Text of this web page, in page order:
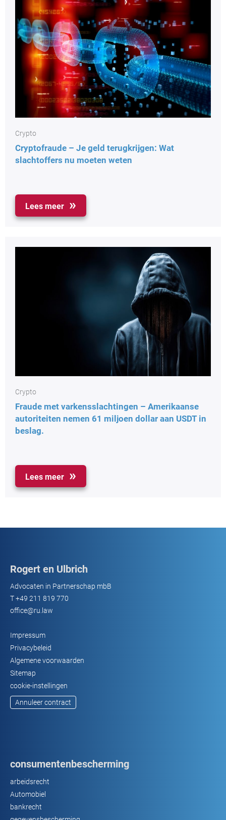
Crypto
Cryptofraude – Je geld terugkrijgen: Wat
slachtoffers nu moeten weten
Lees meer
Crypto
Fraude met varkensslachtingen – Amerikaanse
autoriteiten nemen 61 miljoen dollar aan USDT in
beslag.
Lees meer
Rogert en Ulbrich
Advocaten in Partnerschap mbB
T+49 211 819 770
office@ru.law
Impressum
Privacybeleid
Algemene voorwaarden
Sitemap
cookie-instellingen
Annuleer contract
consumentenbescherming
arbeidsrecht
Automobiel
bankrecht